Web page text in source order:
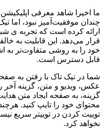
ما اخیرا شاهد معرفی اپلیکیشن
چندان موفقیت‌آمیز نبود، اما
ارائه کرده است که تجربه ‌ی
قرار می‌دهد. این قابلیت به
خود را به روشی متفاوت‌تر به
قابل دسترس است.
شما در تیک تاک با رفتن به
عکس، ویدیو و متن، گزینه آخر
گزینه، به صفحه ایجاد متن
محتوای خود را تایپ کنید.
توییت کردن در توییتر سریع
نخواهد کرد.